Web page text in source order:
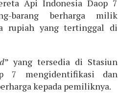
Api Indonesia Daop 7
barang berharga milik
rupiah yang tertinggal di
” yang tersedia di Stasiun
7 mengidentifikasi dan
kepada pemiliknya.